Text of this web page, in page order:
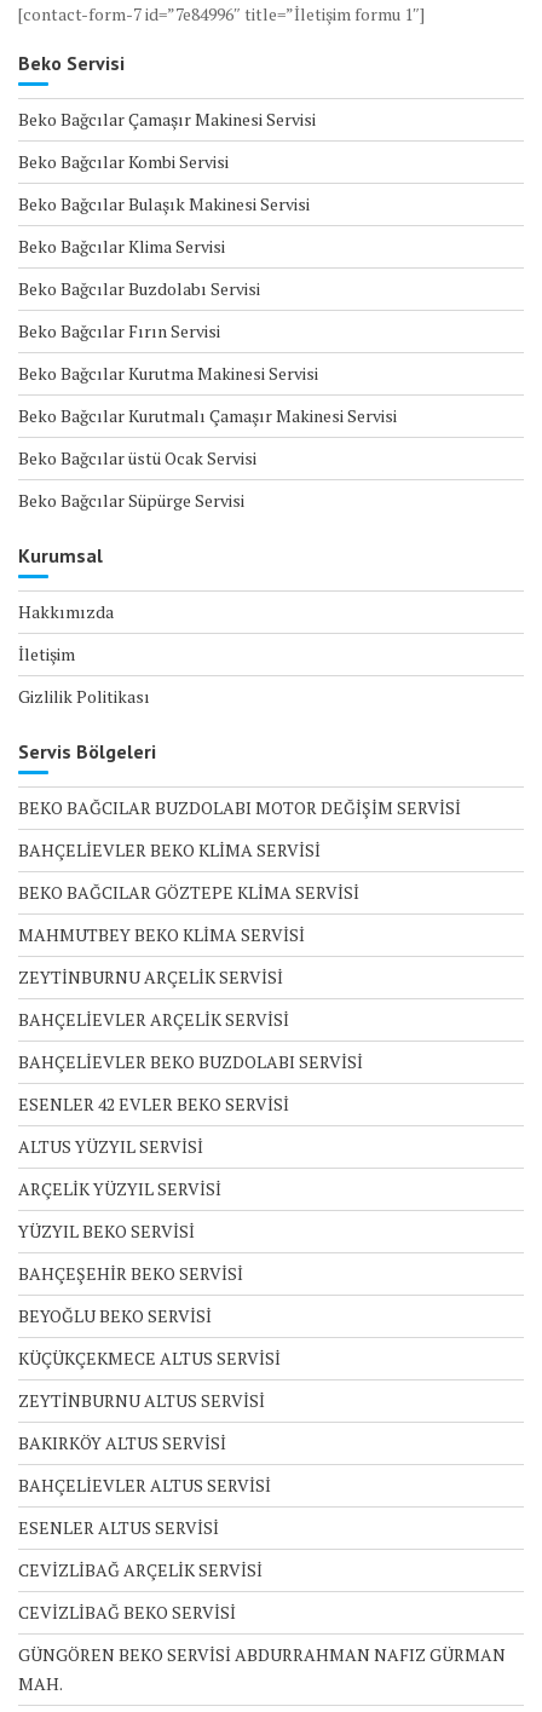
[contact-form-7 id=”7e84996″ title=”İletişim formu 1″]
Beko Servisi
Beko Bağcılar Çamaşır Makinesi Servisi
Beko Bağcılar Kombi Servisi
Beko Bağcılar Bulaşık Makinesi Servisi
Beko Bağcılar Klima Servisi
Beko Bağcılar Buzdolabı Servisi
Beko Bağcılar Fırın Servisi
Beko Bağcılar Kurutma Makinesi Servisi
Beko Bağcılar Kurutmalı Çamaşır Makinesi Servisi
Beko Bağcılar üstü Ocak Servisi
Beko Bağcılar Süpürge Servisi
Kurumsal
Hakkımızda
İletişim
Gizlilik Politikası
Servis Bölgeleri
BEKO BAĞCILAR BUZDOLABI MOTOR DEĞİŞİM SERVİSİ
BAHÇELİEVLER BEKO KLİMA SERVİSİ
BEKO BAĞCILAR GÖZTEPE KLİMA SERVİSİ
MAHMUTBEY BEKO KLİMA SERVİSİ
ZEYTİNBURNU ARÇELİK SERVİSİ
BAHÇELİEVLER ARÇELİK SERVİSİ
BAHÇELİEVLER BEKO BUZDOLABI SERVİSİ
ESENLER 42 EVLER BEKO SERVİSİ
ALTUS YÜZYIL SERVİSİ
ARÇELİK YÜZYIL SERVİSİ
YÜZYIL BEKO SERVİSİ
BAHÇEŞEHİR BEKO SERVİSİ
BEYOĞLU BEKO SERVİSİ
KÜÇÜKÇEKMECE ALTUS SERVİSİ
ZEYTİNBURNU ALTUS SERVİSİ
BAKIRKÖY ALTUS SERVİSİ
BAHÇELİEVLER ALTUS SERVİSİ
ESENLER ALTUS SERVİSİ
CEVİZLİBAĞ ARÇELİK SERVİSİ
CEVİZLİBAĞ BEKO SERVİSİ
GÜNGÖREN BEKO SERVİSİ ABDURRAHMAN NAFIZ GÜRMAN
MAH.